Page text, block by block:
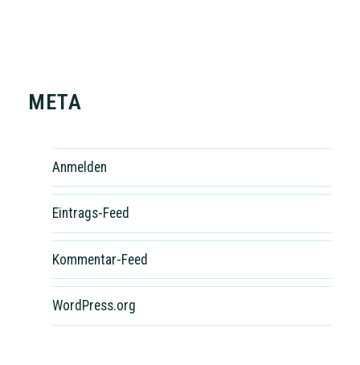
META
Anmelden
Eintrags-Feed
Kommentar-Feed
WordPress.org